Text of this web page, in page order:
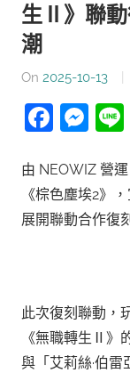
生Ⅱ》聯動
潮
On 2025-10-13
由 NEOWIZ 營
《棕色塵埃2》
展開聯動合作復
此次復刻聯動，
《無職轉生Ⅱ》
與「艾莉絲·伯雷